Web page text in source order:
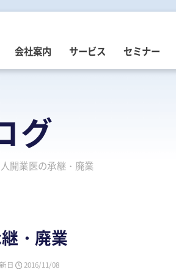
会社案内
企業
サービス
計・監査
・海外進出
セミナー
務
務
・相続
計ブログ
業務ブログ
務ブログ
グ
グ
開業医の承継・廃業
・廃業
日 2016/11/08